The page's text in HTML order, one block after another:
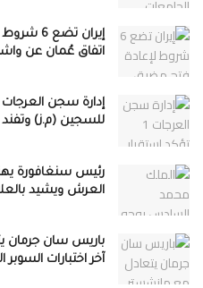
إيران
اتفاق عُمان عن
للسجين (م.ز) وتفند
رئيس سنغافورة
العرش ويشيد
آخر اختبارات السوبر